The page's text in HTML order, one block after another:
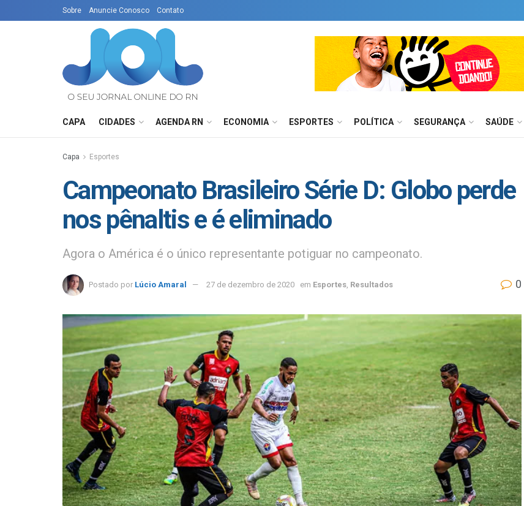
Sobre Anuncie Conosco Contato
CAPA CIDADES AGENDA RN ECONOMIA ESPORTES POLÍTICA SEGURANÇA SAÚDE
Capa Esportes
Campeonato Brasileiro Série D: Globo perde
nos pênaltis e é eliminado
Agora o América é o único representante potiguar no campeonato.
Postado por Lúcio Amaral 27 de dezembro de 2020 em Esportes Resultados 0